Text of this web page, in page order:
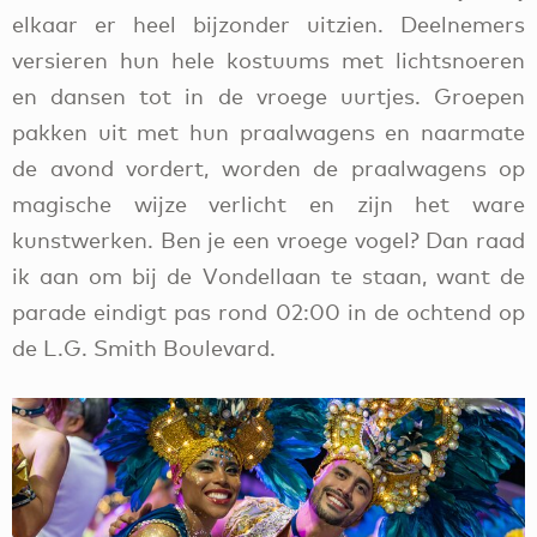
elkaar er heel bijzonder uitzien. Deelnemers
versieren hun hele kostuums met lichtsnoeren
en dansen tot in de vroege uurtjes. Groepen
pakken uit met hun praalwagens en naarmate
de avond vordert, worden de praalwagens op
magische wijze verlicht en zijn het ware
kunstwerken. Ben je een vroege vogel? Dan raad
ik aan om bij de Vondellaan te staan, want de
parade eindigt pas rond 02:00 in de ochtend op
de L.G. Smith Boulevard.